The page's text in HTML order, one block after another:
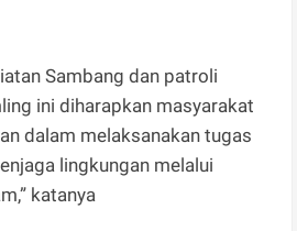
Sambang dan patroli
ini diharapkan masyarakat
dalam melaksanakan tugas
lingkungan melalui
katanya